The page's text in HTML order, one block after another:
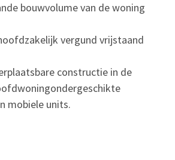
bouwvolume van de woning
vergund vrijstaand
constructie in de
mobiele units.